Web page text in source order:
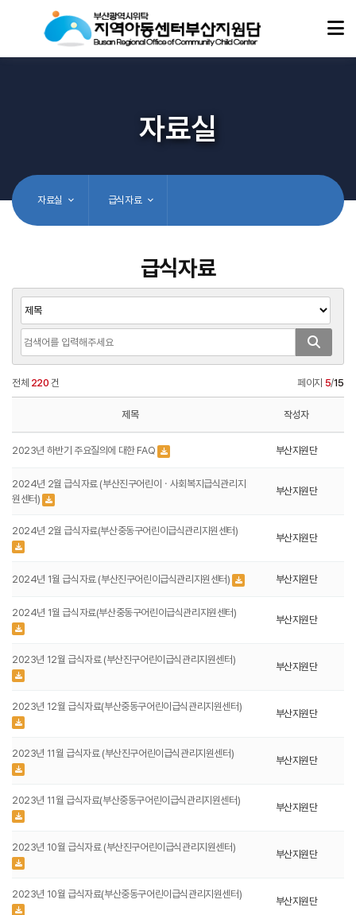
자료실
자료실 급식자료
급식자료
전체 220 건 페이지 5/15
제목 작성자
2023년 하반기 주요질의에 대한 FAQ 부산지원단
2024년 2월 급식자료 (부산진구어린이ㆍ사회복지급식관리지
원센터)
부산지원단
2024년 2월 급식자료(부산중동구어린이급식관리지원센터)
부산지원단
2024년 1월 급식자료 (부산진구어린이급식관리지원센터) 부산지원단
2024년 1월 급식자료(부산중동구어린이급식관리지원센터)
부산지원단
2023년 12월 급식자료 (부산진구어린이급식관리지원센터)
부산지원단
2023년 12월 급식자료(부산중동구어린이급식관리지원센터)
부산지원단
2023년 11월 급식자료 (부산진구어린이급식관리지원센터)
부산지원단
2023년 11월 급식자료(부산중동구어린이급식관리지원센터)
부산지원단
2023년 10월 급식자료 (부산진구어린이급식관리지원센터)
부산지원단
2023년 10월 급식자료(부산중동구어린이급식관리지원센터)
부산지원단